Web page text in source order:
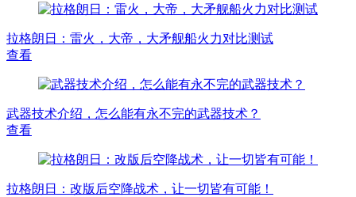
拉格朗日：雷火，大帝，大矛舰船火力对比测试
查看
武器技术介绍，怎么能有永不完的武器技术？
查看
拉格朗日：改版后空降战术，让一切皆有可能！